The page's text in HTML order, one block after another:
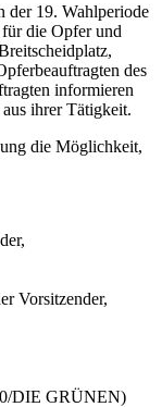
der 19. Wahlperiode
die Opfer und
des
informieren
ihrer Tätigkeit.
die Möglichkeit,
Vorsitzender,
DIE GRÜNEN)